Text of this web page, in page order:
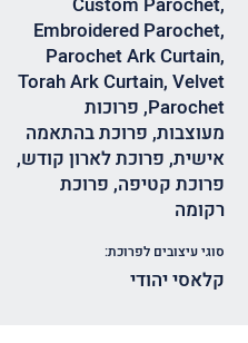
Embroidered Parochet,
Parochet Ark Curtain,
Torah Ark Curtain,Velvet
Parochet
, פרוכות
מעוצבות, פרוכת בהתאמה
אישית, פרוכת לארון קודש,
פרוכת קטיפה, פרוכת
רקומה
סוגי עיצובים לפרוכת:
קלאסי יהודי